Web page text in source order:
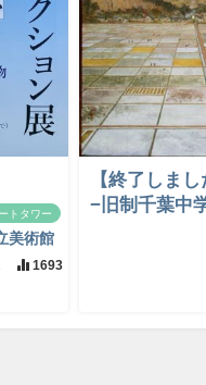
トタワー
美術館
1693
【終了しま
−旧制千葉中